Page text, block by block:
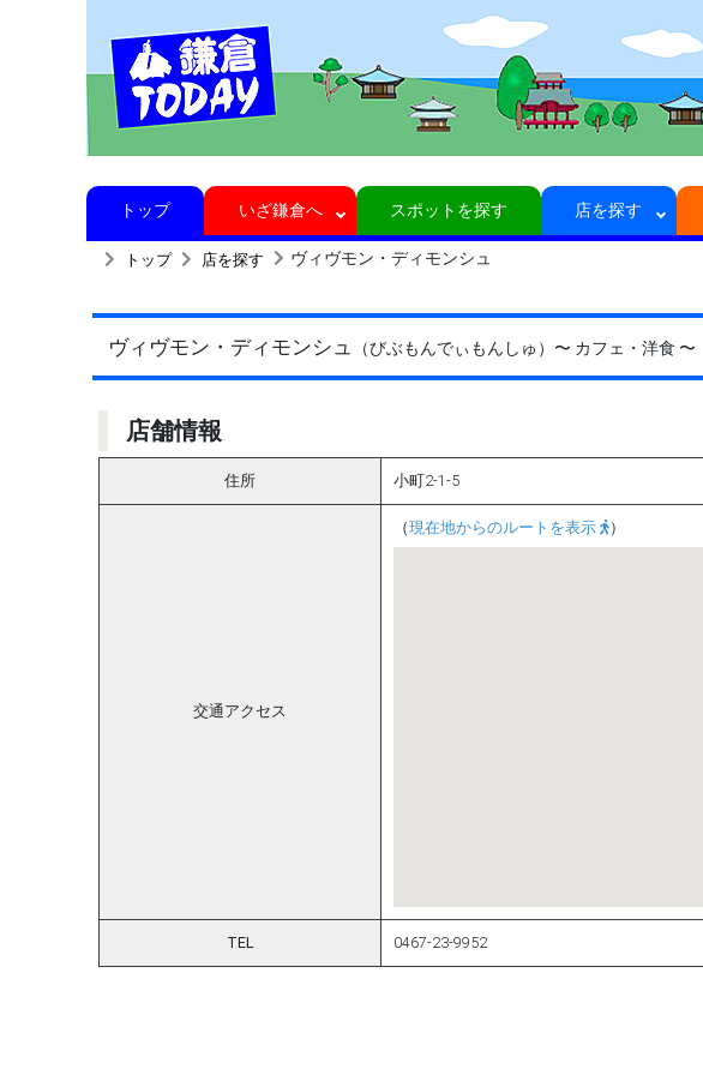
トップ いざ鎌倉へ スポットを探す 店を探す
トップ 店を探す ヴィヴモン・ディモンシュ
ヴィヴモン・ディモンシュ （びぶもんでぃもんしゅ） 〜 カフェ・洋食 〜
店舗情報
住所 小町2-1-5
交通アクセス
（現在地からのルートを表示 ）
TEL 0467-23-9952